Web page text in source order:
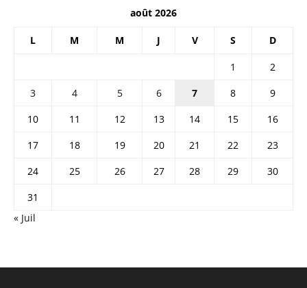
août 2026
L M M J V S D
1
2
3
4 5 6 7 8
9
10
11 12 13 14 15
16
17
18 19 20 21 22
23
24
25 26 27 28 29
30
31
« Juil